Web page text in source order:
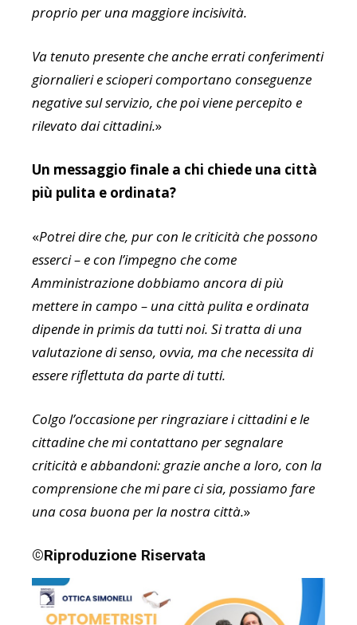
proprio per una maggiore incisività.
Va tenuto presente che anche errati conferimenti
giornalieri e scioperi comportano conseguenze
negative sul servizio, che poi viene percepito e
rilevato dai cittadini.»
Un messaggio finale a chi chiede una città
più pulita e ordinata?
«Potrei dire che, pur con le criticità che possono
esserci – e con l’impegno che come
Amministrazione dobbiamo ancora di più
mettere in campo – una città pulita e ordinata
dipende in primis da tutti noi. Si tratta di una
valutazione di senso, ovvia, ma che necessita di
essere riflettuta da parte di tutti.
Colgo l’occasione per ringraziare i cittadini e le
cittadine che mi contattano per segnalare
criticità e abbandoni: grazie anche a loro, con la
comprensione che mi pare ci sia, possiamo fare
una cosa buona per la nostra città.»
©Riproduzione Riservata